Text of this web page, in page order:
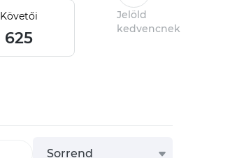
Követői
625
Jelöld
kedvencnek
Sorrend